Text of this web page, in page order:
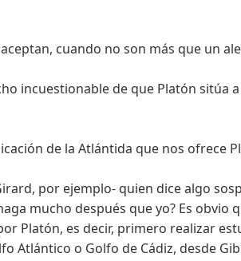
cuando no son más que un
incuestionable de que Platón
de la Atlántida que nos ofrece
por ejemplo- quien dice algo
mucho después que yo? Es
Platón, es decir, primero realizar
Atlántico o Golfo de Cádiz, desde